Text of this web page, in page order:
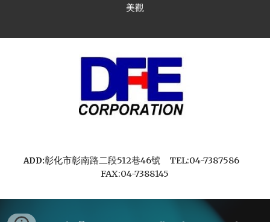
美觀
ADD:彰化市彰南路二段512巷46號
TEL:04-7387586
FAX:04-7388145